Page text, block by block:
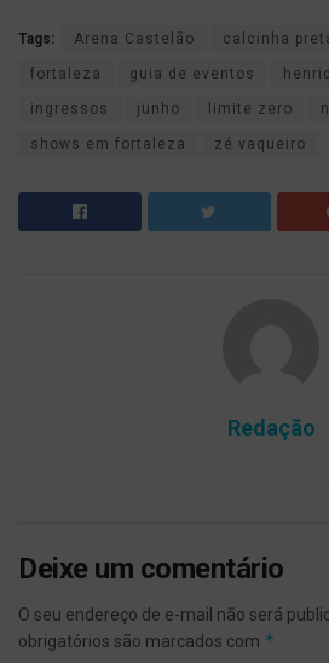
Tags: Arena Castelão calcinha
fortaleza guia de eventos
ingressos junho limite zero
shows em fortaleza zé vaqueiro
Redação
Deixe um comentário
O seu endereço de e-mail não será
obrigatórios são marcados com *